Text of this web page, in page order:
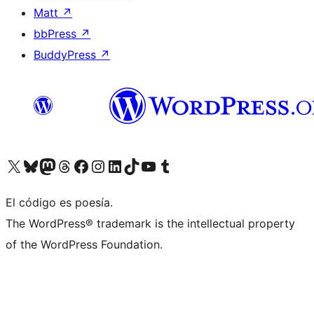
Matt ↗
bbPress ↗
BuddyPress ↗
Visita nuestra cuenta de X (anteriormente Twitter)
Visit our Bluesky account
Visit our Mastodon account
Visit our Threads account
Visita nuestra página de Facebook
Visita nuestra cuenta de Instagram
Visita nuestra cuenta de LinkedIn
Visit our TikTok account
Visita nuestro canal de YouTube
Visit our Tumblr account
El código es poesía.
The WordPress® trademark is the intellectual property
of the WordPress Foundation.